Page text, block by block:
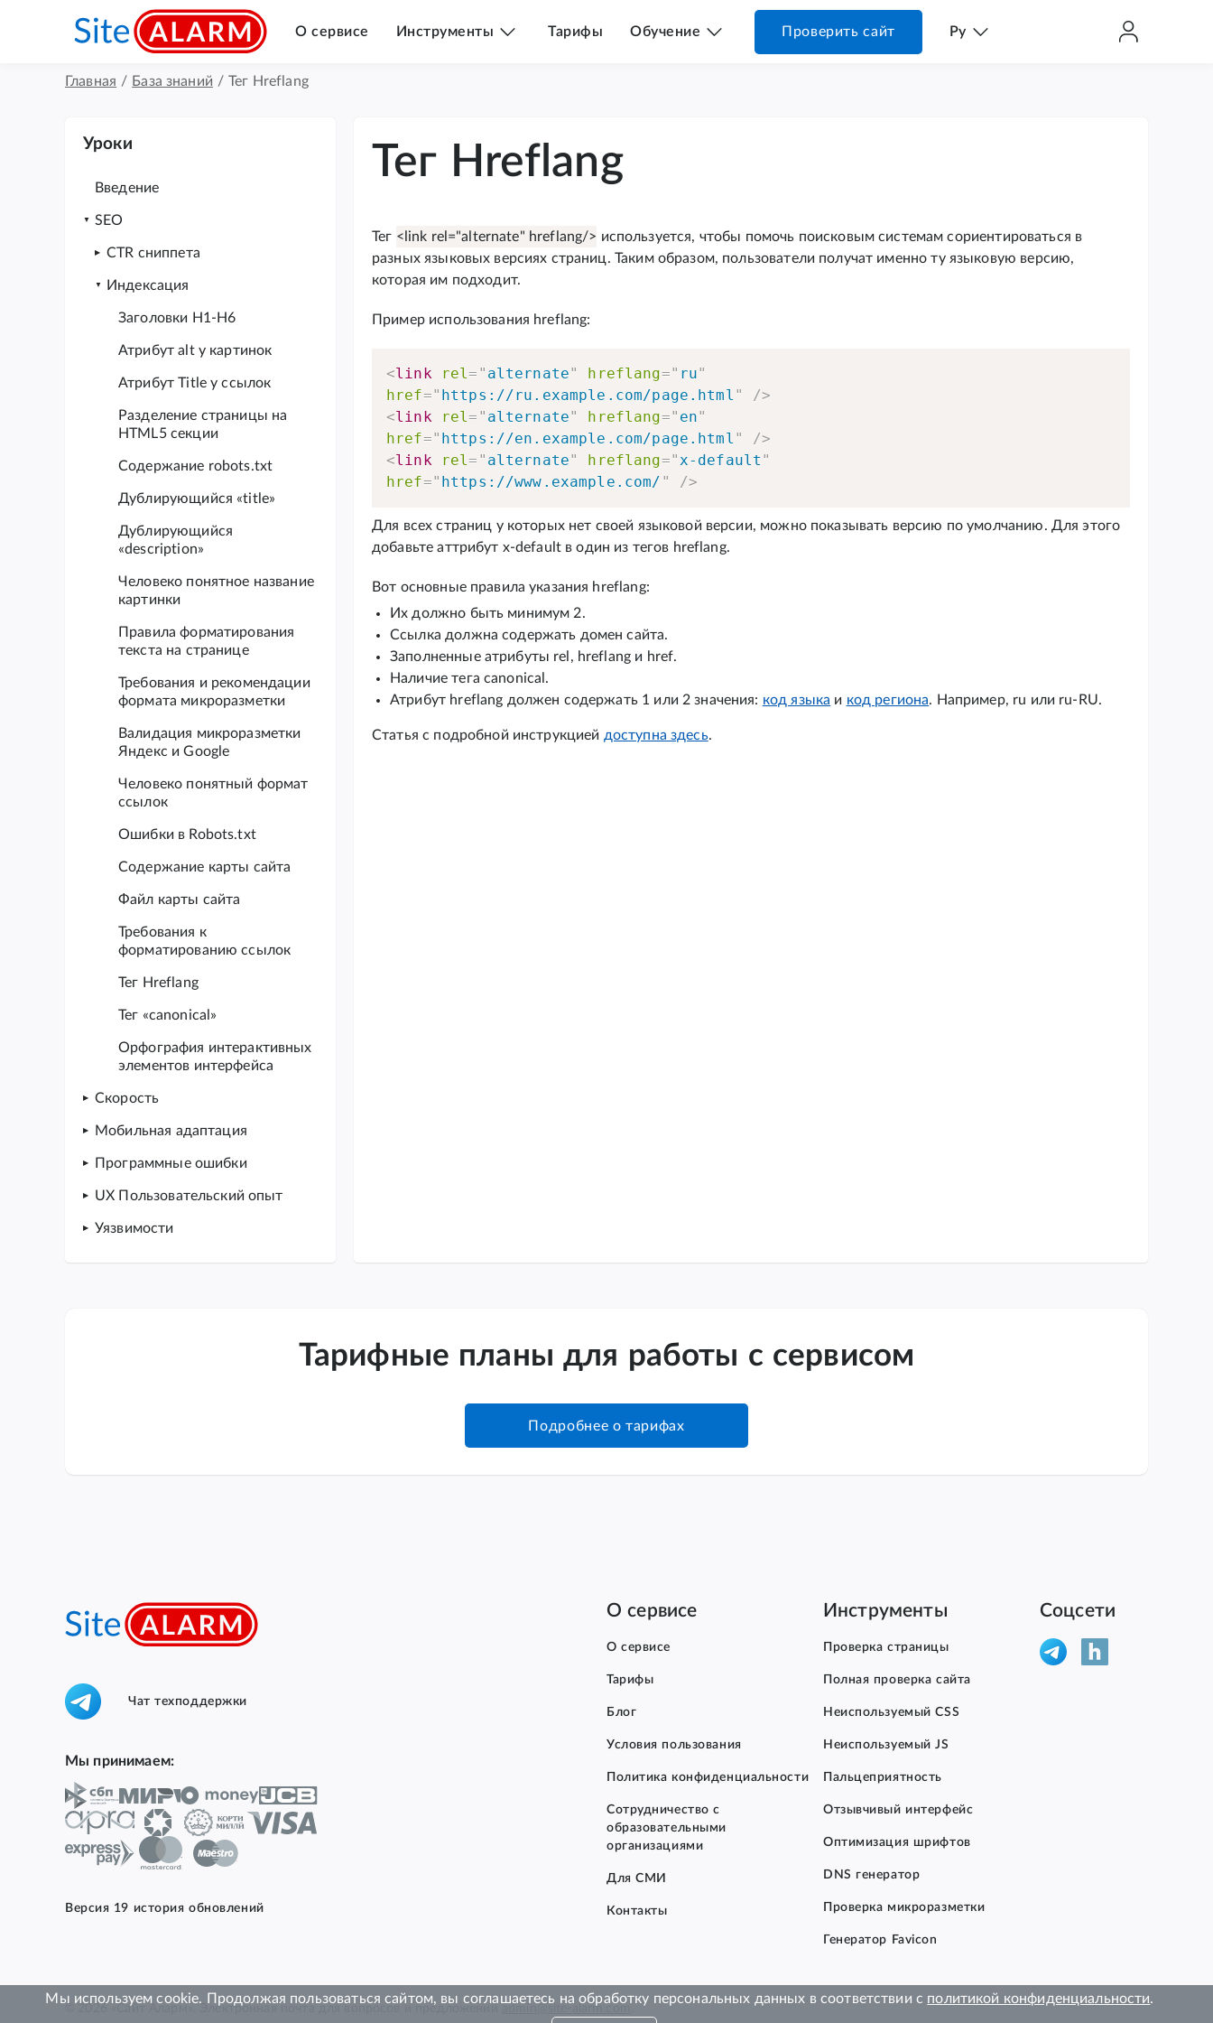
О сервисе Инструменты Тарифы Обучение Проверить сайт Ру
Главная / База знаний / Тег Hreflang
Уроки
Введение
SEO
CTR сниппета
Индексация
Заголовки H1-H6
Атрибут alt у картинок
Атрибут Title у ссылок
Разделение страницы на
HTML5 секции
Содержание robots.txt
Дублирующийся «title»
Дублирующийся
«description»
Человеко понятное название
картинки
Правила форматирования
текста на странице
Требования и рекомендации
формата микроразметки
Валидация микроразметки
Яндекс и Google
Человеко понятный формат
ссылок
Ошибки в Robots.txt
Содержание карты сайта
Файл карты сайта
Требования к
форматированию ссылок
Тег Hreflang
Тег «canonical»
Орфография интерактивных
элементов интерфейса
Скорость
Мобильная адаптация
Программные ошибки
UX Пользовательский опыт
Уязвимости
Тег Hreflang
Тег <link rel="alternate" hreflang/> используется, чтобы помочь поисковым системам сориентироваться в
разных языковых версиях страниц. Таким образом, пользователи получат именно ту языковую версию,
которая им подходит.
Пример использования hreflang:
<link rel= " alternate" hreflang=" ru"
href=" https://ru.example.com/page.html "
/>
<link rel= " alternate" hreflang=" en"
href=" https://en.example.com/page.html "
/>
<link rel= " alternate" hreflang="x-default "
href=" https://www.example.com/ " />
Для всех страниц у которых нет своей языковой версии, можно показывать версию по умолчанию. Для этого
добавьте аттрибут x-default в один из тегов hreflang.
Вот основные правила указания hreflang:
Их должно быть минимум 2.
Ссылка должна содержать домен сайта.
Заполненные атрибуты rel, hreflang и href.
Наличие тега canonical.
Атрибут hreflang должен содержать 1 или 2 значения: код языка и код региона. Например, ru или ru-RU.
Статья с подробной инструкцией доступна здесь.
Тарифные планы для работы с сервисом
Подробнее о тарифах
Чат техподдержки
Мы принимаем:
Версия 19 история обновлений
О сервисе
О сервисе
Тарифы
Блог
Условия пользования
Политика конфиденциальности
Сотрудничество с
образовательными
организациями
Для СМИ
Контакты
Инструменты
Проверка страницы
Полная проверка сайта
Неиспользуемый CSS
Неиспользуемый JS
Пальцеприятность
Отзывчивый интерфейс
Оптимизация шрифтов
DNS генератор
Проверка микроразметки
Генератор Favicon
Соцсети
© 2026 «Сайт Аларм». Электронная почта для вопросов и предложений admin@site-alarm.com
Мы используем cookie. Продолжая пользоваться сайтом, вы соглашаетесь на обработку персональных данных в соответствии с политикой конфиденциальности.